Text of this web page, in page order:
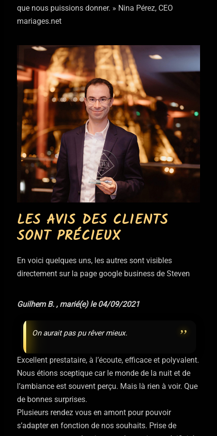
que nous puissions donner. » Nina Pérez, CEO
mariages.net
LES AVIS DES CLIENTS
SONT PRÉCIEUX
En voici quelques uns, les autres sont visibles
directement sur la page google business de Steven
Guilhem B. , marié(e) le 04/09/2021
On aurait pas pu rêver mieux.
Excellent prestataire, à l’écoute, efficace et polyvalent.
Nous étions sceptique car le monde de la nuit et de
l’ambiance est souvent perçu. Mais là rien à voir. Que
de bonnes surprises.
Plusieurs rendez vous en amont pour pouvoir
s’adapter en fonction de nos souhaits. Prise de